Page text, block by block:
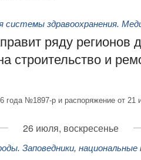
системы здравоохранения.
ряду регионов
строительство и
года №1897-р и распоряжение от
26 июля, воскресенье
Заповедники, национальные